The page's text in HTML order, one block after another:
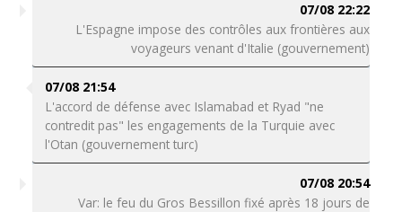
07/08 22:22
L'Espagne impose des contrôles aux frontières aux
voyageurs venant d'Italie (gouvernement)
07/08 21:54
L'accord de défense avec Islamabad et Ryad "ne
contredit pas" les engagements de la Turquie avec
l'Otan (gouvernement turc)
07/08 20:54
Var: le feu du Gros Bessillon fixé après 18 jours de